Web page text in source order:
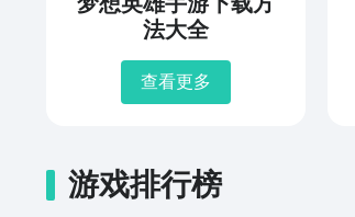
法大全
查看更多
游戏排行榜